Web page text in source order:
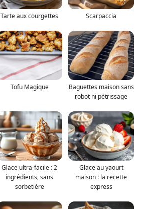
Tarte aux courgettes Scarpaccia
Tofu Magique
Baguettes maison sans
robot ni pétrissage
Glace ultra-facile : 2
ingrédients, sans
sorbetière
Glace au yaourt
maison : la recette
express